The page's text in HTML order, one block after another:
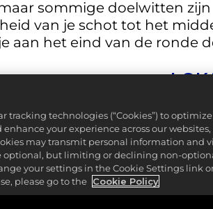
sommige doelwitten
van je schot tot het
aan het eind van de
alledaagse driving
een puntensysteem en
Neem het op tegen
Het is tijd om je doel in te
tracking technologies (“Cookies”) to
your experience across our
may transmit personal information
optional, but limiting or declining non-
your settings in the Cookie Settings link
please go to the Cookie Policy